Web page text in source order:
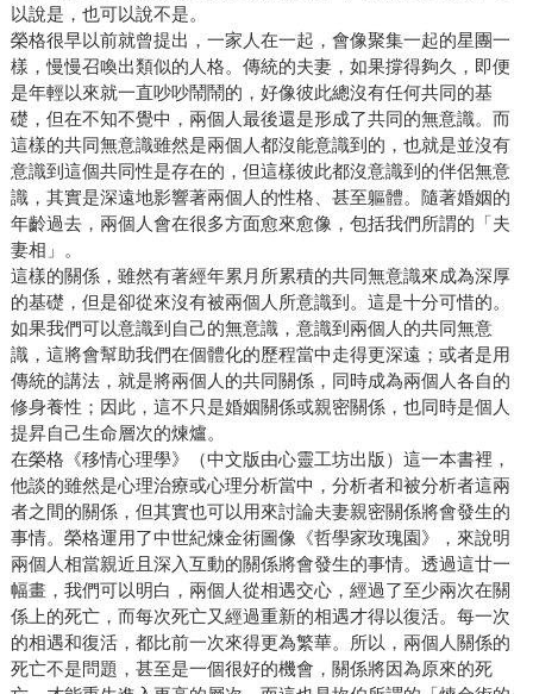
以說是，也可以說不是。
榮格很早以前就曾提出，一家人在一起，會像聚集一起的星團一
樣，慢慢召喚出類似的人格。傳統的夫妻，如果撐得夠久，即便
是年輕以來就一直吵吵鬧鬧的，好像彼此總沒有任何共同的基
礎，但在不知不覺中，兩個人最後還是形成了共同的無意識。而
這樣的共同無意識雖然是兩個人都沒能意識到的，也就是並沒有
意識到這個共同性是存在的，但這樣彼此都沒意識到的伴侶無意
識，其實是深遠地影響著兩個人的性格、甚至軀體。隨著婚姻的
年齡過去，兩個人會在很多方面愈來愈像，包括我們所謂的「夫
妻相」。
這樣的關係，雖然有著經年累月所累積的共同無意識來成為深厚
的基礎，但是卻從來沒有被兩個人所意識到。這是十分可惜的。
如果我們可以意識到自己的無意識，意識到兩個人的共同無意
識，這將會幫助我們在個體化的歷程當中走得更深遠；或者是用
傳統的講法，就是將兩個人的共同關係，同時成為兩個人各自的
修身養性；因此，這不只是婚姻關係或親密關係，也同時是個人
提昇自己生命層次的煉爐。
在榮格《移情心理學》（中文版由心靈工坊出版）這一本書裡，
他談的雖然是心理治療或心理分析當中，分析者和被分析者這兩
者之間的關係，但其實也可以用來討論夫妻親密關係將會發生的
事情。榮格運用了中世紀煉金術圖像《哲學家玫瑰園》，來說明
兩個人相當親近且深入互動的關係將會發生的事情。透過這廿一
幅畫，我們可以明白，兩個人從相遇交心，經過了至少兩次在關
係上的死亡，而每次死亡又經過重新的相遇才得以復活。每一次
的相遇和復活，都比前一次來得更為繁華。所以，兩個人關係的
死亡不是問題，甚至是一個很好的機會，關係將因為原來的死